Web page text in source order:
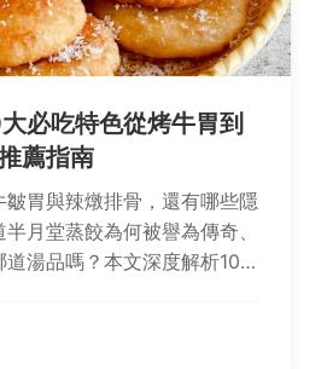
必吃特色從烤牛胃到
薦指南
胃與辣燉排骨，還有哪些隱
月堂蒸餃為何被譽為傳奇、
湯品嗎？本文深度解析10大